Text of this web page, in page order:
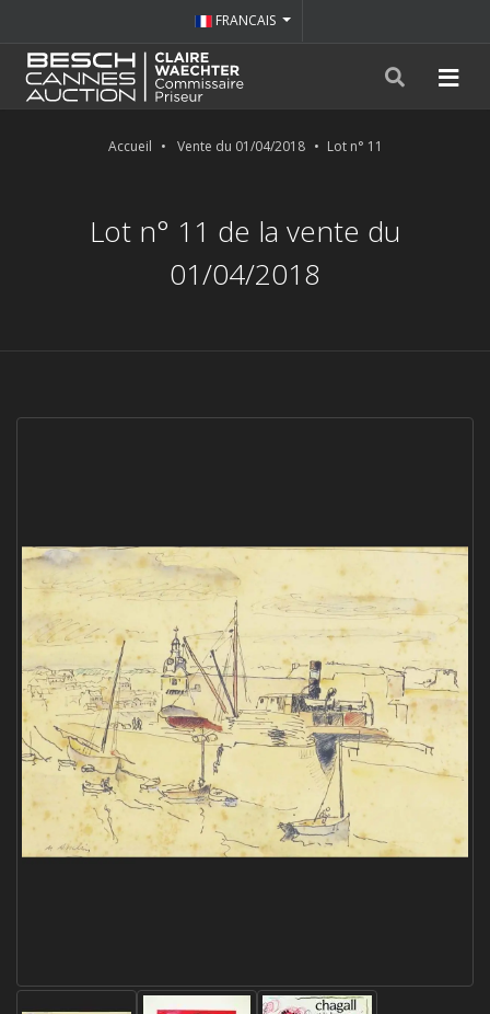
FRANCAIS
Accueil Vente du 01/04/2018 Lot n° 11
Lot n° 11 de la vente du
01/04/2018